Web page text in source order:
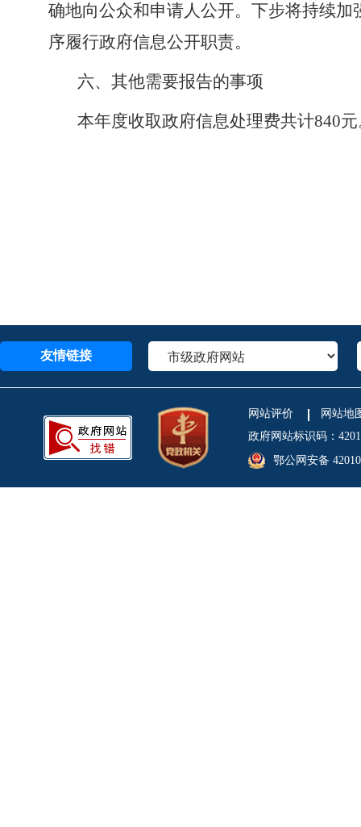
确地向公众和申请人公开。下步将持续
序履行政府信息公开职责。
六、其他需要报告的事项
本年度收取政府信息处理费共计840
友情链接
网站评价
网站地
政府网站标识码：
鄂公网安备